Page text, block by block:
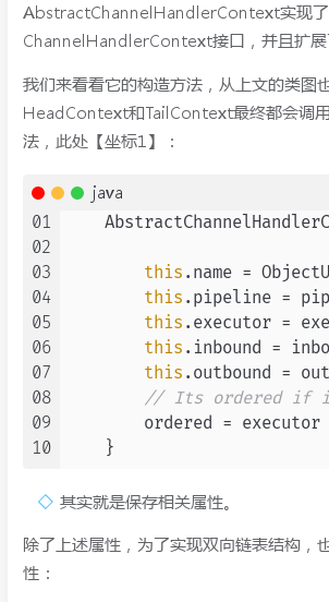
AbstractChannelHandlerContext实现了
ChannelHandlerContext接口，并且扩展
我们来看看它的构造方法，从上文的类图
HeadContext和TailContext最终都会调
法，此处【坐标1】：
java
01
02
03
04
05
06
07
08
09
10
this .name =
this .pipeline =
this .executor =
this .inbound =
this .outbound =
// Its ordered if its
ordered = executor
其实就是保存相关属性。
除了上述属性，为了实现双向链表结构，
性：